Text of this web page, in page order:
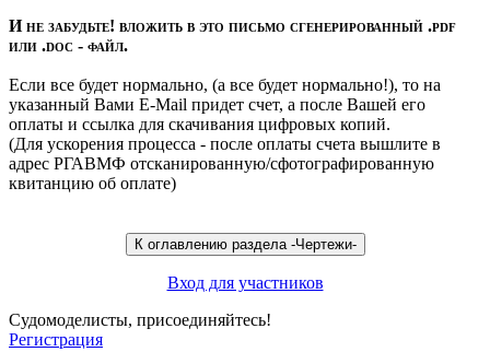
И не забудьте! вложить в это письмо сгенерированный .pdf
или .doc - файл.
Если все будет нормально, (а все будет нормально!), то на
указанный Вами E-Mail придет счет, а после Вашей его
оплаты и ссылка для скачивания цифровых копий.
(Для ускорения процесса - после оплаты счета вышлите в
адрес РГАВМФ отсканированную/сфотографированную
квитанцию об оплате)
Вход для участников
Судомоделисты, присоединяйтесь!
Регистрация